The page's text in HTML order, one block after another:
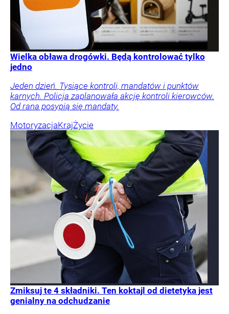
Wielka obława drogówki. Będą kontrolować tylko
jedno
Jeden dzień. Tysiące kontroli, mandatów i punktów
karnych. Policja zaplanowała akcję kontroli kierowców.
Od rana posypią się mandaty.
MotoryzacjaKrajŻycie
Zmiksuj te 4 składniki. Ten koktajl od dietetyka jest
genialny na odchudzanie